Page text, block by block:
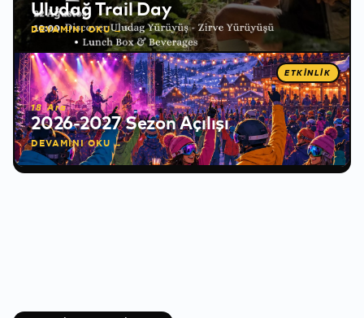
✻
Uludağ Trail Day
DEVAMINI OKU →
ETKİNLİK
18 Ara
2026-2027 Sezon Açılışı
DEVAMINI OKU →